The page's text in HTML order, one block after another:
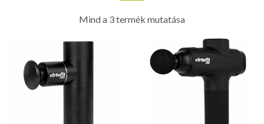
Mind a 3 termék mutatása